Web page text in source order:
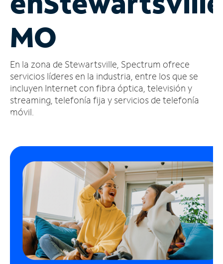
cuenta
Encuentra
tienda
MO
En la zona de Stewartsville, Spectrum ofrece
servicios líderes en la industria, entre los que se
incluyen Internet con fibra óptica, televisión y
streaming, telefonía fija y servicios de telefonía
móvil.